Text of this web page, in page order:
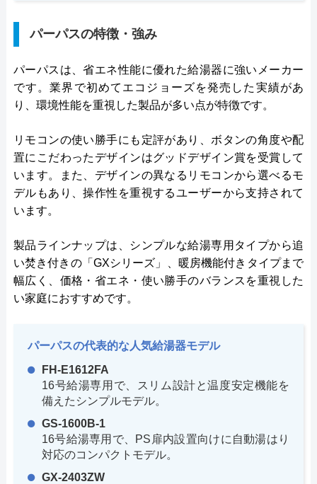
パーパスの特徴・強み
パーパスは、省エネ性能に優れた給湯器に強いメーカー
です。業界で初めてエコジョーズを発売した実績があ
り、環境性能を重視した製品が多い点が特徴です。
リモコンの使い勝手にも定評があり、ボタンの角度や配
置にこだわったデザインはグッドデザイン賞を受賞して
います。また、デザインの異なるリモコンから選べるモ
デルもあり、操作性を重視するユーザーから支持されて
います。
製品ラインナップは、シンプルな給湯専用タイプから追
い焚き付きの「GXシリーズ」、暖房機能付きタイプまで
幅広く、価格・省エネ・使い勝手のバランスを重視した
い家庭におすすめです。
パーパスの代表的な人気給湯器モデル
FH-E1612FA
16号給湯専用で、スリム設計と温度安定機能を
備えたシンプルモデル。
GS-1600B-1
16号給湯専用で、PS扉内設置向けに自動湯はり
対応のコンパクトモデル。
GX-2403ZW